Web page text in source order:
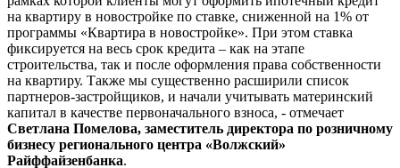
на квартиру в новостройке по ставке, сниженной на 1% от
программы «Квартира в новостройке». При этом ставка
фиксируется на весь срок кредита – как на этапе
строительства, так и после оформления права собственности
на квартиру. Также мы существенно расширили список
партнеров-застройщиков, и начали учитывать материнский
капитал в качестве первоначального взноса, - отмечает
Светлана Помелова, заместитель директора по розничному
бизнесу регионального центра «Волжский»
Райффайзенбанка.